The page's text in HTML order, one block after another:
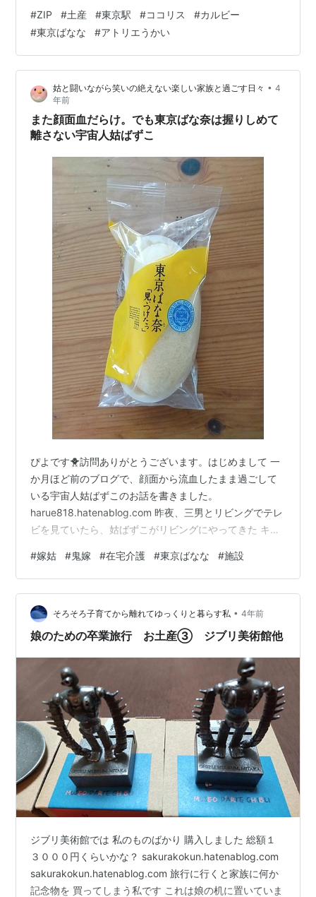
苺 東京駅最新土産 5位 Fairycake Fair ベイクドZOO 素
材の風味や味わいと、組合わせやデコレーションもこだ
わった焼き菓子カップケーキを5種類詰め合わせ。 ベイ
クドZOO カップケーキ(5種の味わい)fa…
#ZIP #土産 #東京駅 #ココリス #カルビー
#東京ばなな #アトリエうかい
姑と闘いながら笑いの絶えない楽しい家族と過ごす日々 • 4
年前
また顔面血だらけ。でも東京ばな奈は握りしめて
離さない宇宙人姑ばずこ
ぴよです🐥訪問ありがとうございます。はじめまして 一
か月ほど前のブログで、顔面から流血したまま過ごして
いる宇宙人姑ばずこのお話を書きました。
harue818.hatenablog.com 昨夜、三男とリビングでテレ
ビを見ていたら、姑ばずこがリビングにやってきた キッ
氷を入れてアイスコーヒーを作り、湯呑に表面張力状態
で持っていく宇宙人姑ばずこ そして、毎回『ビシャビシ
ャッ』と床にこぼしていく アァッ！！！💦 そのまま観察
していたら、ティッシュを５枚ぐらい出し、杖の先で拭
き始めた 毎回同じことの繰り返し 思わずここは拭いとく
#嫁姑 #鬼嫁 #在宅介護 #東京ばなな #施設
そろそろ子育てから離れてゆっくりと暮らす私 • 4年前
娘のための卒業旅行 お土産③ ジブリ美術館他
ジブリ美術館では 私のものばかり 購入しました 総額１
３０００円くらいかな？ sakurakokun.hatenablog.com
sakurakokun.hatenablog.com 旅行に行くと家族に何か
記念物を 買ってしまう私です これは娘の机に置いていま